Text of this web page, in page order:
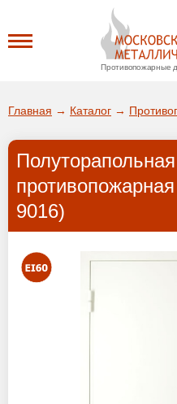
Противопожарные
О заводе
Доставка
Покупателям
Главная → Каталог →
9016)